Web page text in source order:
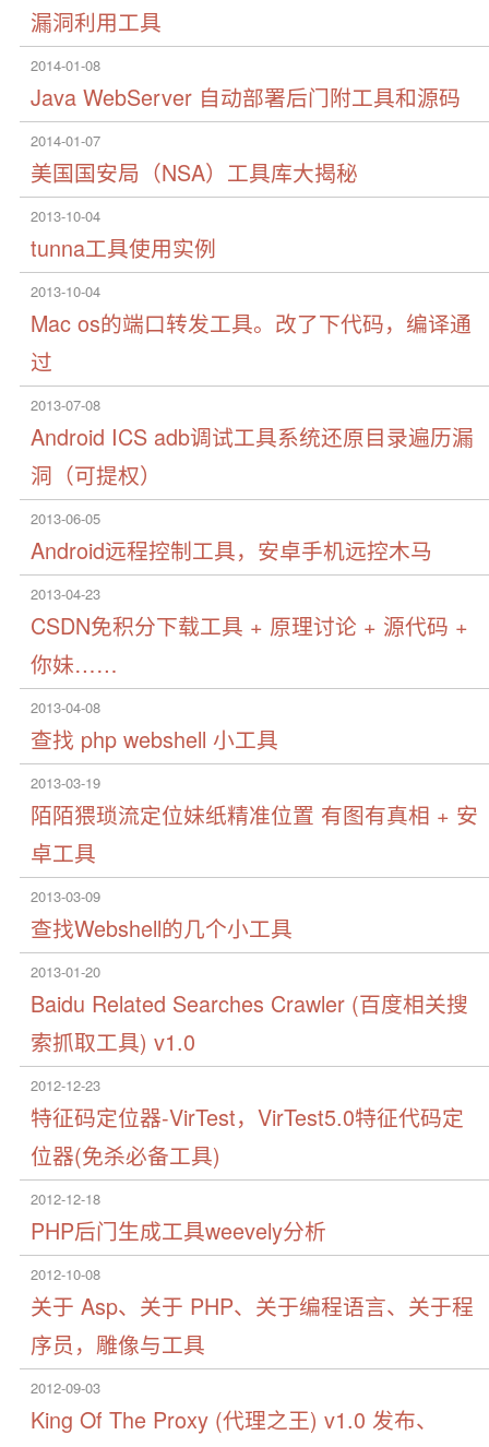
漏洞利用工具
2014-01-08
Java WebServer 自动部署后门附工具和源码
2014-01-07
美国国安局（NSA）工具库大揭秘
2013-10-04
tunna工具使用实例
2013-10-04
Mac os的端口转发工具。改了下代码，编译通
过
2013-07-08
Android ICS adb调试工具系统还原目录遍历漏
洞（可提权）
2013-06-05
Android远程控制工具，安卓手机远控木马
2013-04-23
CSDN免积分下载工具 + 原理讨论 + 源代码 +
你妹……
2013-04-08
查找 php webshell 小工具
2013-03-19
陌陌猥琐流定位妹纸精准位置 有图有真相 + 安
卓工具
2013-03-09
查找Webshell的几个小工具
2013-01-20
Baidu Related Searches Crawler (百度相关搜
索抓取工具) v1.0
2012-12-23
特征码定位器-VirTest，VirTest5.0特征代码定
位器(免杀必备工具)
2012-12-18
PHP后门生成工具weevely分析
2012-10-08
关于 Asp、关于 PHP、关于编程语言、关于程
序员，雕像与工具
2012-09-03
King Of The Proxy (代理之王) v1.0 发布、